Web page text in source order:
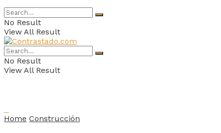
No Result
View All Result
No Result
View All Result
Home Construcción